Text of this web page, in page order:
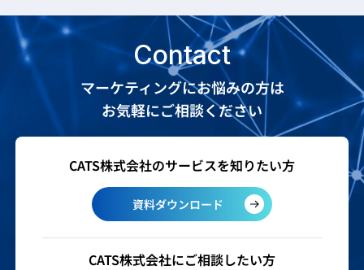
Contact
マーケティングにお悩みの方は
お気軽にご相談ください
CATS株式会社のサービスを知りたい方
資料ダウンロード
CATS株式会社にご相談したい方